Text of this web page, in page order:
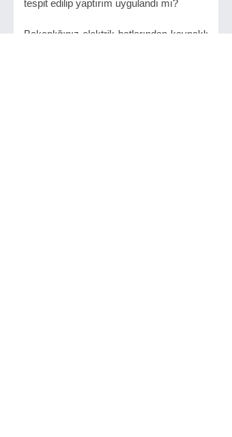
tespit edilip yaptırım uygulandı mı?
Bakanlığınız elektrik hatlarından kaynaklı